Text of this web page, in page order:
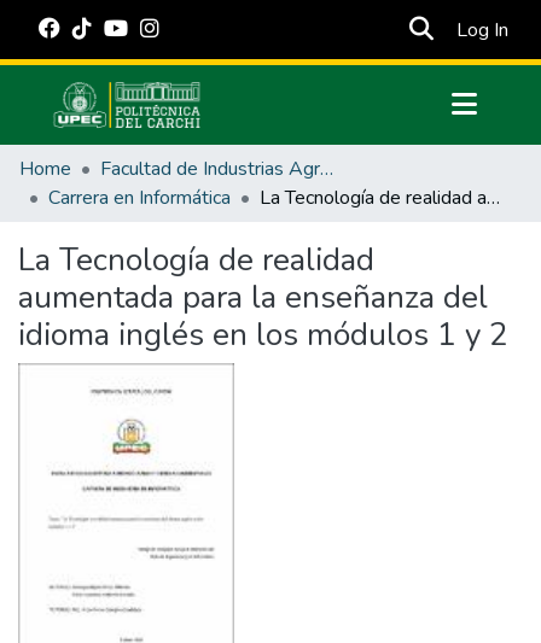
Log In
Communities & Collections
All of DSpace
Estadísticas Externas
Manuales
Home
Facultad de Industrias Agropecuarias y Ciencias Ambientales
Carrera en Informática
La Tecnología de realidad aumentada para la enseñanza del idioma inglés en los módulos 1 y 2
La Tecnología de realidad
aumentada para la enseñanza del
idioma inglés en los módulos 1 y 2